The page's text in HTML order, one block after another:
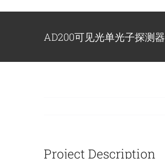
AD200可见光单光子探测器
Project Description